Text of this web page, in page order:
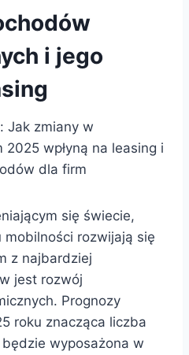
i jego
Jak zmiany w
wpłyną na leasing i
dla firm
się świecie,
rozwijają się
z najbardziej
jest rozwój
Prognozy
roku znacząca liczba
wyposażona w